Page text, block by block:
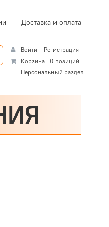
Доставка и оплата
Войти
Регистрация
Корзина
0 позиций
Персональный раздел